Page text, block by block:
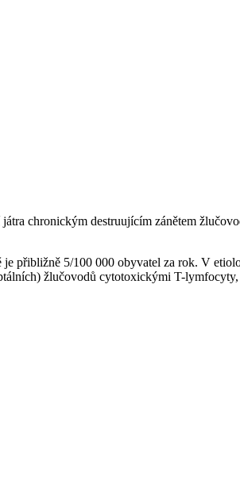
chronickým destruujícím zánětem
je přibližně 5/100 000 obyvatel za rok. V
žlučovodů cytotoxickými T-